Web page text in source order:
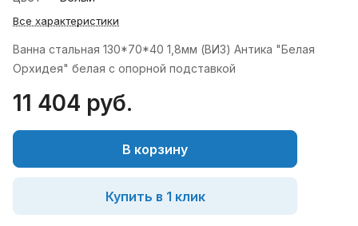
Все характеристики
Ванна стальная 130*70*40 1,8мм (ВИЗ) Антика "Белая
Орхидея" белая с опорной подставкой
11 404 руб.
В корзину
Купить в 1 клик